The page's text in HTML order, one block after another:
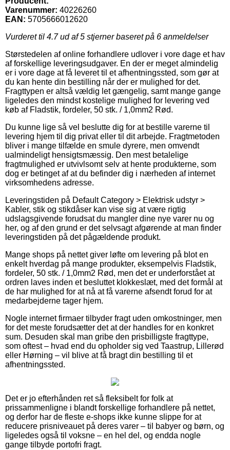
Varenummer: 40226260
EAN: 5705666012620
Vurderet til 4.7ud af 5 stjerner baseret på 6 anmeldelser
Størstedelen af online forhandlere udlover i vore dage et hav
af forskellige leveringsudgaver. En der er meget almindelig
er i vore dage at få leveret til et afhentningssted, som gør at
du kan hente din bestilling når der er mulighed for det.
Fragttypen er altså vældig let gængelig, samt mange gange
ligeledes den mindst kostelige mulighed for levering ved
køb af Fladstik, fordeler, 50 stk. / 1,0mm2 Rød.
Du kunne lige så vel beslutte dig for at bestille varerne til
levering hjem til dig privat eller til dit arbejde. Fragtmetoden
bliver i mange tilfælde en smule dyrere, men omvendt
ualmindeligt hensigtsmæssig. Den mest betalelige
fragtmulighed er utvivlsomt selv at hente produkterne, som
dog er betinget af at du befinder dig i nærheden af internet
virksomhedens adresse.
Leveringstiden på Default Category > Elektrisk udstyr >
Kabler, stik og stikdåser kan vise sig at være rigtig
udslagsgivende forudsat du mangler dine nye varer nu og
her, og af den grund er det selvsagt afgørende at man finder
leveringstiden på det pågældende produkt.
Mange shops på nettet giver løfte om levering på blot en
enkelt hverdag på mange produkter, eksempelvis Fladstik,
fordeler, 50 stk. / 1,0mm2 Rød, men det er underforstået at
ordren laves inden et besluttet klokkeslæt, med det formål at
de har mulighed for at nå at få varerne afsendt forud for at
medarbejderne tager hjem.
Nogle internet firmaer tilbyder fragt uden omkostninger, men
for det meste forudsætter det at der handles for en konkret
sum. Desuden skal man gribe den prisbilligste fragttype,
som oftest – hvad end du opholder sig ved Taastrup, Lillerød
eller Hørning – vil blive at få bragt din bestilling til et
afhentningssted.
Det er jo efterhånden ret så fleksibelt for folk at
prissammenligne i blandt forskellige forhandlere på nettet,
og derfor har de fleste e-shops ikke kunne slippe for at
reducere prisniveauet på deres varer – til babyer og børn, og
ligeledes også til voksne – en hel del, og endda nogle
gange tilbyde portofri fragt.